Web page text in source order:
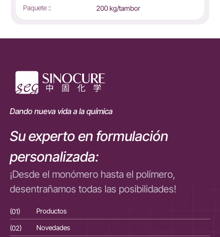
Paquete ::
200 kg/tambor
Dando nueva vida a la química
Su experto en formulación
personalizada:
¡Desde el monómero hasta el polímero,
desentrañamos todas las posibilidades!
(01) Productos
(02)
Novedades